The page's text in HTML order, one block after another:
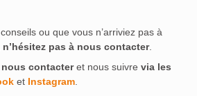
ou que vous n’arriviez pas à
n’hésitez pas à nous contacter.
contacteret nous suivre via les
et Instagram